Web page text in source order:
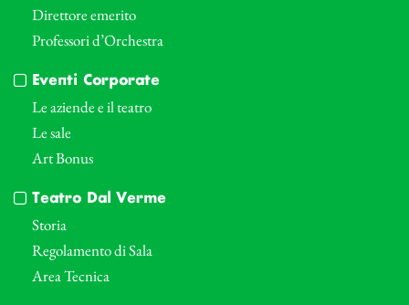
Direttore emerito
Professori d’Orchestra
Eventi Corporate
Le aziende e il teatro
Le sale
Art Bonus
Teatro Dal Verme
Storia
Regolamento di Sala
Area Tecnica